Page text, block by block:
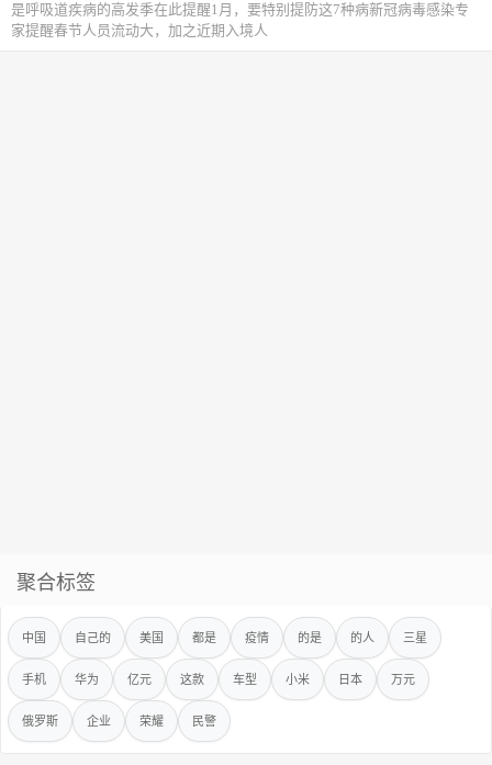
是呼吸道疾病的高发季在此提醒1月，要特别提防这7种病新冠病毒感染专
家提醒春节人员流动大，加之近期入境人
聚合标签
中国 自己的 美国 都是 疫情 的是 的人 三星
手机 华为 亿元 这款 车型 小米 日本 万元
俄罗斯 企业 荣耀 民警